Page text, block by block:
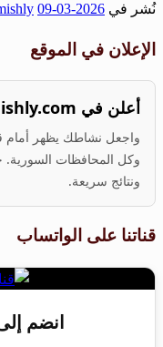
Share
نُشر في 2026-03-09
الإعلان في الموقع
أعلن في Qamishly.com
واجعل نشاطك يظهر أمام
وكل المحافظات السورية.
ونتائج سريعة.
قناتنا على الواتساب
انضم